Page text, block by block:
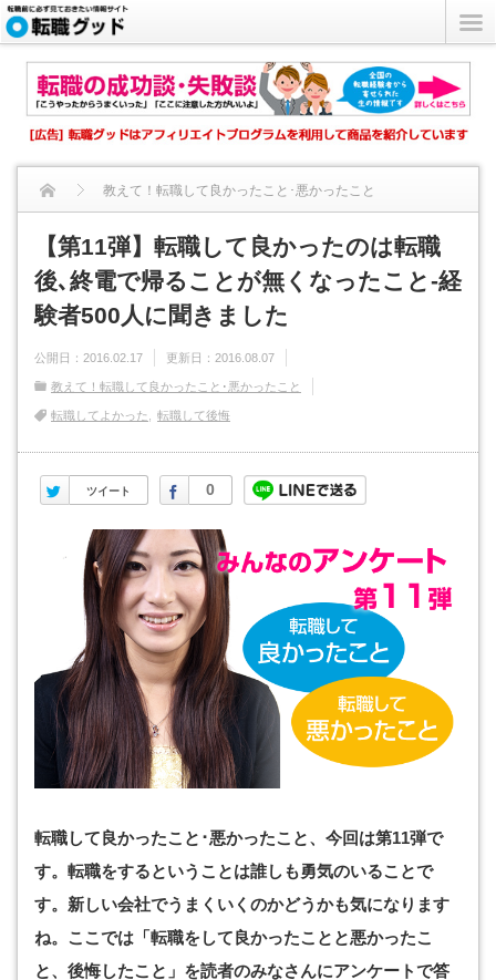
教えて！転職して良かったこと･悪かったこと
【第11弾】転職して良かったのは転職後､終電で帰ることが無く...
【第11弾】転職して良かったのは転職
後､終電で帰ることが無くなったこと-経
験者500人に聞きました
公開日： 2016.02.17 更新日： 2016.08.07
教えて！転職して良かったこと･悪かったこと
転職してよかった 転職して後悔
ツイート
Twitter 0
Facebook
転職して良かったこと･悪かったこと、今回は第11弾で
す。転職をするということは誰しも勇気のいることで
す。新しい会社でうまくいくのかどうかも気になります
ね。ここでは「転職をして良かったことと悪かったこ
と、後悔したこと」を読者のみなさんにアンケートで答